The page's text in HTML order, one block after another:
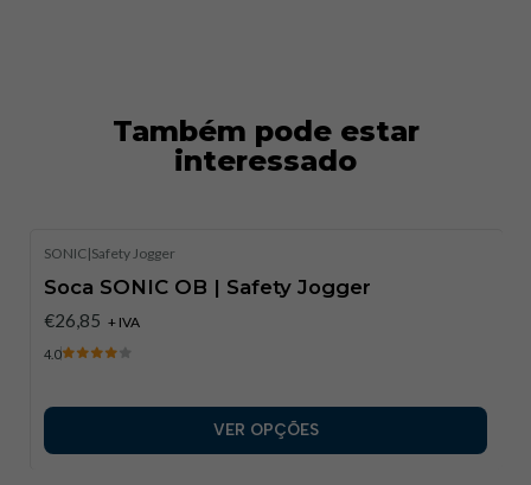
Também pode estar
interessado
SONIC|Safety Jogger
Soca SONIC OB | Safety Jogger
€26,85 + IVA
4.0
VER OPÇÕES